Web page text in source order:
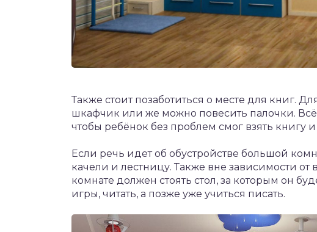
Также стоит позаботиться о месте для книг.
шкафчик или же можно повесить палочки.
чтобы ребёнок без проблем смог взять книгу
Если речь идет об обустройстве большой
качели и лестницу. Также вне зависимости от
комнате должен стоять стол, за которым он
игры, читать, а позже уже учиться писать.